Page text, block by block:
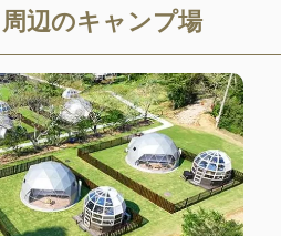
周辺のキャンプ場